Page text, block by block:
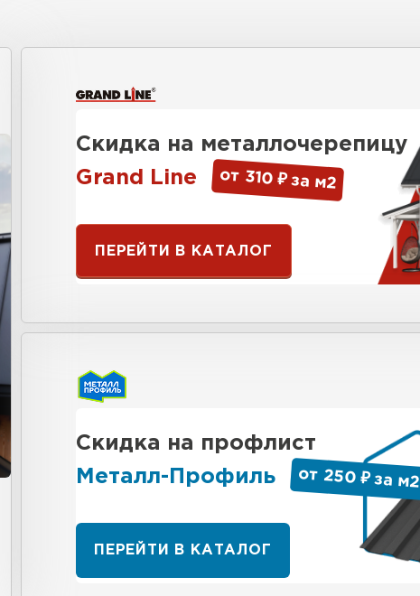
Скидка на металлочерепицу
Grand Line
от 310 ₽ за м2
ПЕРЕЙТИ В КАТАЛОГ
Скидка на профлист
Металл-Профиль
от 250 ₽ за м2
ПЕРЕЙТИ В КАТАЛОГ